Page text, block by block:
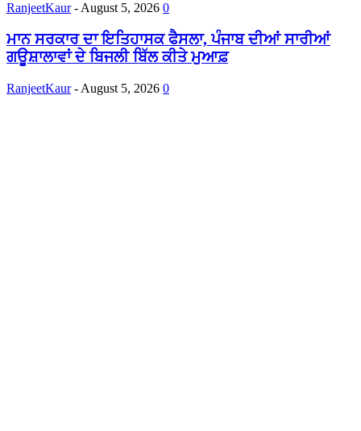
RanjeetKaur - August 5, 2026 0
ਮਾਨ ਸਰਕਾਰ ਦਾ ਇਤਿਹਾਸਕ ਫੈਸਲਾ, ਪੰਜਾਬ ਦੀਆਂ ਸਾਰੀਆਂ
ਗਊਸ਼ਾਲਾਵਾਂ ਦੇ ਬਿਜਲੀ ਬਿੱਲ ਕੀਤੇ ਮੁਆਫ਼
RanjeetKaur - August 5, 2026 0